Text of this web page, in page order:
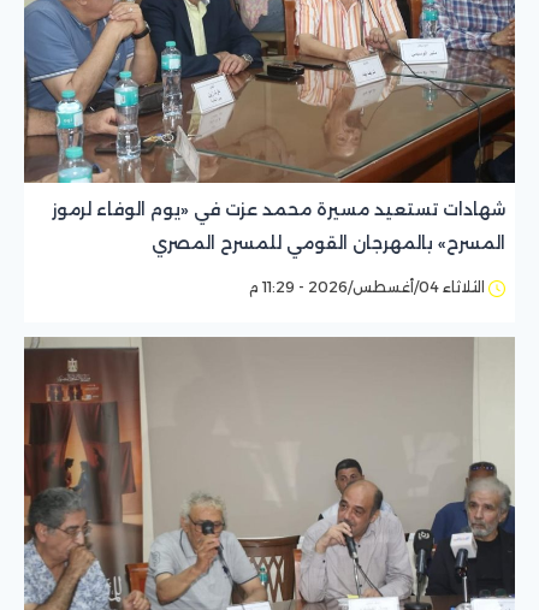
شهادات تستعيد مسيرة محمد عزت في «يوم الوفاء لرموز
المسرح» بالمهرجان القومي للمسرح المصري
الثلاثاء 04/أغسطس/2026 - 11:29 م